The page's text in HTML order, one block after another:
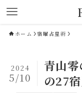
ホーム 宿曜占星術
青山
の27
2024
5/10